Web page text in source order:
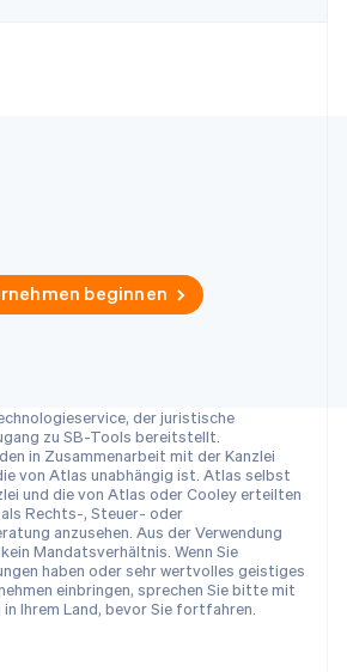
beginnen
der juristische
zu SB-Tools bereitstellt.
in Zusammenarbeit mit der Kanzlei
von Atlas unabhängig ist. Atlas selbst
und die von Atlas oder Cooley erteilten
Rechts-, Steuer- oder
anzusehen. Aus der Verwendung
Mandatsverhältnis. Wenn Sie
haben oder sehr wertvolles geistiges
einbringen, sprechen Sie bitte mit
Ihrem Land, bevor Sie fortfahren.